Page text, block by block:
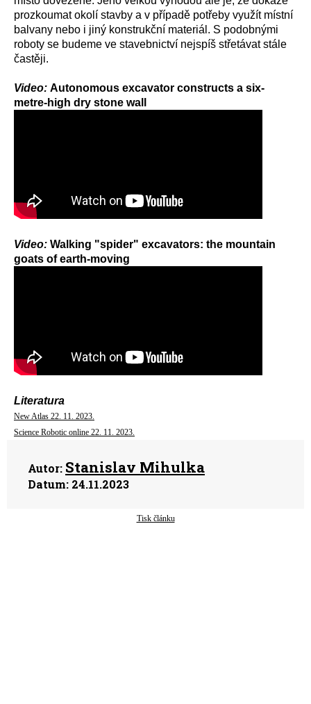
prozkoumat okolí stavby a v případě potřeby využít místní
balvany nebo i jiný konstrukční materiál. S podobnými
roboty se budeme ve stavebnictví nejspíš střetávat stále
častěji.
Video: Autonomous excavator constructs a six-
metre-high dry stone wall
Video: Walking "spider" excavators: the mountain
goats of earth-moving
Literatura
New Atlas 22. 11. 2023.
Science Robotic online 22. 11. 2023.
Autor: Stanislav Mihulka
Datum: 24.11.2023
Tisk článku